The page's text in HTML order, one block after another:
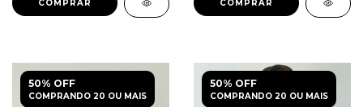
COMPRAR COMPRAR
50% OFF
COMPRANDO 20 OU MAIS
50% OFF
COMPRANDO 20 OU MAIS